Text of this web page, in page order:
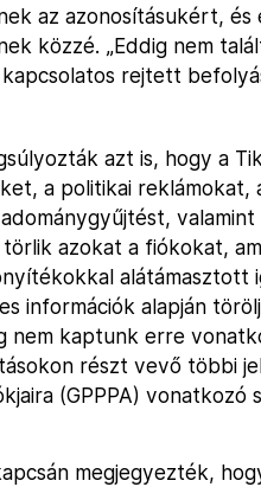
az azonosításukért,
közzé. „Eddig nem
rejtett
azt is, hogy a
a politikai
azokat a fiókokat,
alátámasztott
információk alapján
nem kaptunk erre
részt vevő többi
(GPPPA) vonatkozó
megjegyezték,